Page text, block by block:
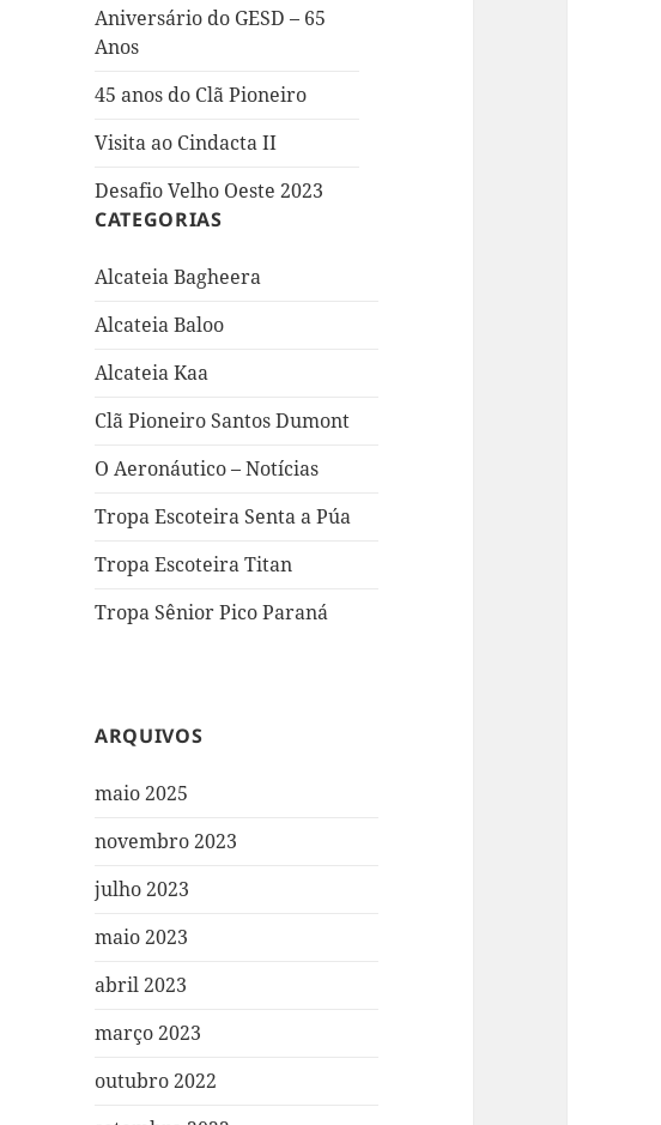
Aniversário do GESD – 65
Anos
45 anos do Clã Pioneiro
Visita ao Cindacta II
Desafio Velho Oeste 2023
CATEGORIAS
Alcateia Bagheera
Alcateia Baloo
Alcateia Kaa
Clã Pioneiro Santos Dumont
O Aeronáutico – Notícias
Tropa Escoteira Senta a Púa
Tropa Escoteira Titan
Tropa Sênior Pico Paraná
ARQUIVOS
maio 2025
novembro 2023
julho 2023
maio 2023
abril 2023
março 2023
outubro 2022